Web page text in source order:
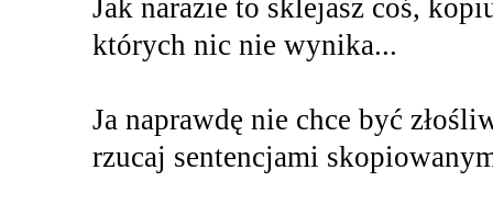
Jak narazie to sklejasz coś,
których nic nie wynika...
Ja naprawdę nie chce być
rzucaj sentencjami